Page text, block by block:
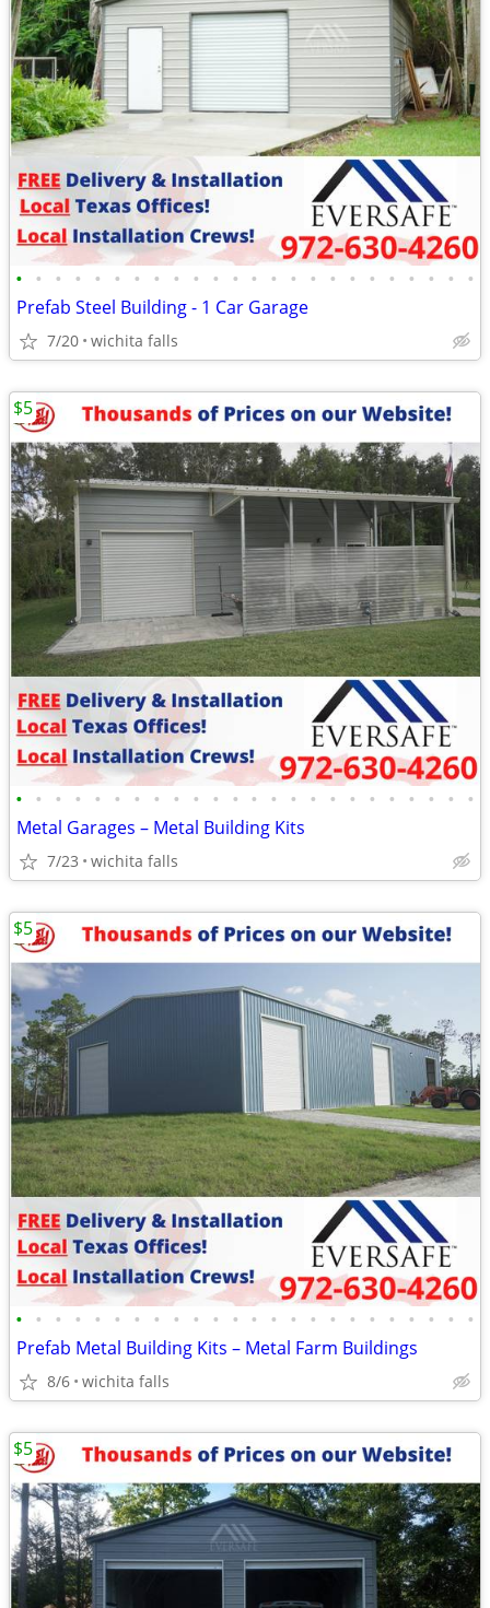
• • • • • • • • • • • • • • • • • • • • • • • •
Prefab Steel Building - 1 Car Garage
7/20 wichita falls
• • • • • • • • • • • • • • • • • • • • • • • •
Metal Garages – Metal Building Kits
7/23 wichita falls
$5
• • • • • • • • • • • • • • • • • • • • • • • •
Prefab Metal Building Kits – Metal Farm Buildings
8/6 wichita falls
$5
$5